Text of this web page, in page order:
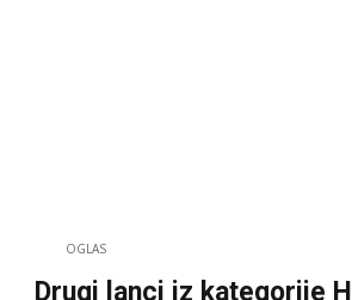
OGLAS
Drugi lanci iz kategorije